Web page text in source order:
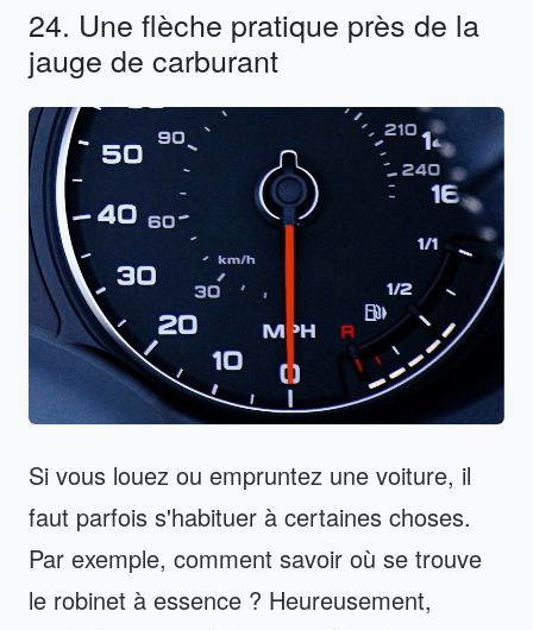
24. Une flèche pratique près de la
jauge de carburant
Si vous louez ou empruntez une voiture, il
faut parfois s'habituer à certaines choses.
Par exemple, comment savoir où se trouve
le robinet à essence ? Heureusement,